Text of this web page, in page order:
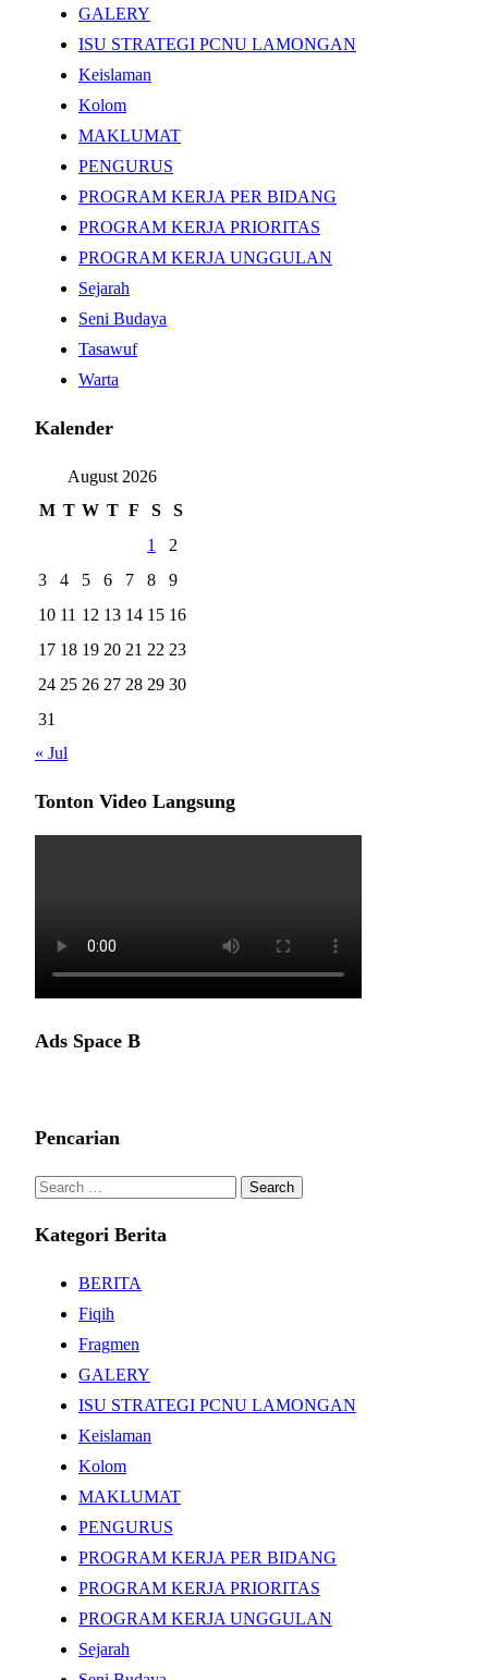
GALERY
ISU STRATEGI PCNU LAMONGAN
Keislaman
Kolom
MAKLUMAT
PENGURUS
PROGRAM KERJA PER BIDANG
PROGRAM KERJA PRIORITAS
PROGRAM KERJA UNGGULAN
Sejarah
Seni Budaya
Tasawuf
Warta
Kalender
August 2026
M T W T F S
S
1
2
3
4 5 6 7 8
9
10 11 12 13 14 15 16
17 18 19 20 21 22 23
24 25 26 27 28 29 30
31
« Jul
Tonton Video Langsung
Ads Space B
Pencarian
Search
Kategori Berita
BERITA
Fiqih
Fragmen
GALERY
ISU STRATEGI PCNU LAMONGAN
Keislaman
Kolom
MAKLUMAT
PENGURUS
PROGRAM KERJA PER BIDANG
PROGRAM KERJA PRIORITAS
PROGRAM KERJA UNGGULAN
Sejarah